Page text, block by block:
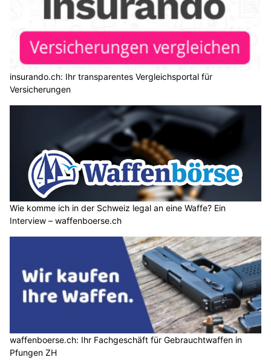
insurando.ch: Ihr transparentes Vergleichsportal für
Versicherungen
Wie komme ich in der Schweiz legal an eine Waffe? Ein
Interview – waffenboerse.ch
waffenboerse.ch: Ihr Fachgeschäft für Gebrauchtwaffen in
Pfungen ZH